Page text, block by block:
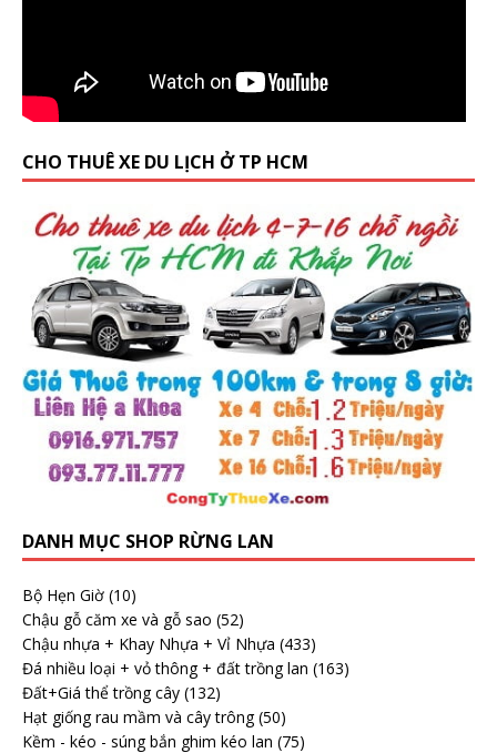
CHO THUÊ XE DU LỊCH Ở TP HCM
DANH MỤC SHOP RỪNG LAN
Bộ Hẹn Giờ (10)
Chậu gỗ căm xe và gỗ sao (52)
Chậu nhựa + Khay Nhựa + Vỉ Nhựa (433)
Đá nhiều loại + vỏ thông + đất trồng lan (163)
Đất+Giá thể trồng cây (132)
Hạt giống rau mầm và cây trông (50)
Kềm - kéo - súng bắn ghim kéo lan (75)